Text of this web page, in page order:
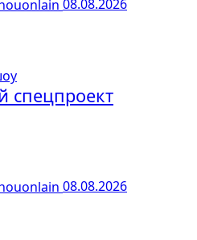
08.08.2026
спецпроект
08.08.2026